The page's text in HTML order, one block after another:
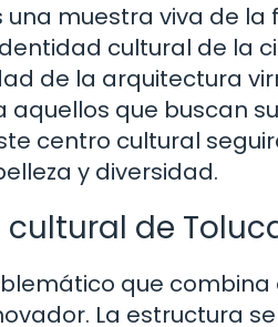
muestra viva de
cultural de la
de la arquitectura
que buscan
centro cultural
y diversidad.
de
que
La estructura